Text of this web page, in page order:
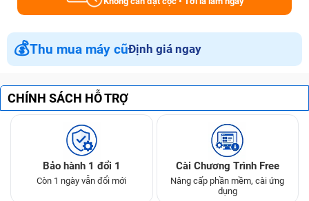
💰Thu mua máy cũĐịnh giá ngay
CHÍNH SÁCH HỖ TRỢ
Bảo hành 1 đổi 1
Còn 1 ngày vẫn đổi mới
Cài Chương Trình Free
Nâng cấp phần mềm, cài ứng
dụng